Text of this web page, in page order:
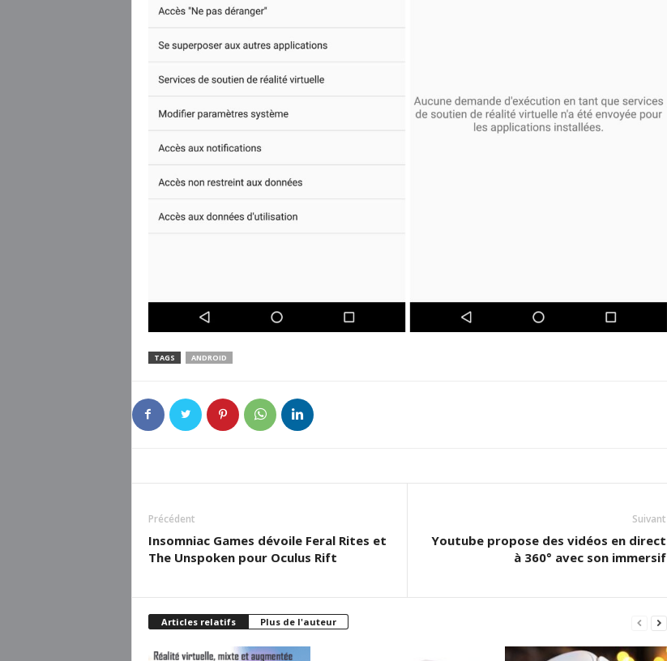
TAGS ANDROID
Précédent
Insomniac Games dévoile Feral Rites et
The Unspoken pour Oculus Rift
Suivant
Youtube propose des vidéos en direct
à 360° avec son immersif
Articles relatifs Plus de l'auteur